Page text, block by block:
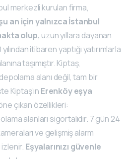
merkezli kurulan firma,
an için yalnızca İstanbul
olup, uzun yıllara dayanan
itibaren yaptığı yatırımlarla
taşımıştır. Kiptaş,
alanı değil, tam bir
Kiptaş’ın Erenköy eşya
çıkan özellikleri:
alanları sigortalıdır. 7 gün 24
ve gelişmiş alarm
Eşyalarınızı güvenle